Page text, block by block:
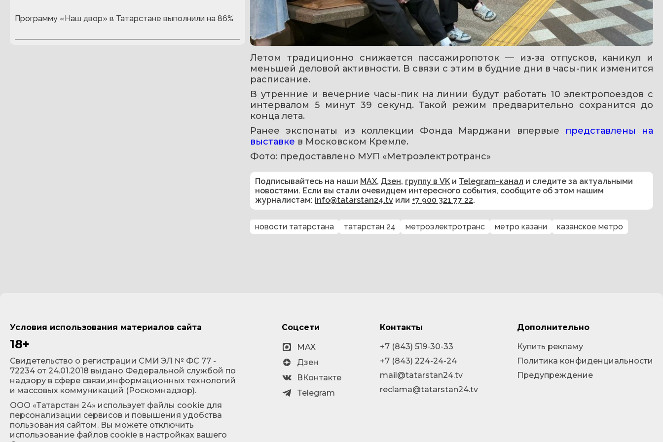
Программу «Наш двор» в Татарстане выполнили на 86%
Летом традиционно снижается пассажиропоток — из-за отпусков, каникул и
меньшей деловой активности. В связи с этим в будние дни в часы-пик изменится
расписание.
В утренние и вечерние часы-пик на линии будут работать 10 электропоездов с
интервалом 5 минут 39 секунд. Такой режим предварительно сохранится до
конца лета.
Ранее экспонаты из коллекции Фонда Марджани впервые
представлены на
выставке в Московском Кремле.
Фото: предоставлено МУП «Метроэлектротранс»
Подписывайтесь на наши MAX, Дзен, группу в VK и Telegram-канал и следите за актуальными
новостями. Если вы стали очевидцем интересного события, сообщите об этом нашим
журналистам: info@tatarstan24.tv или +7 900 321 77 22.
новости татарстана татарстан 24 метроэлектротранс метро казани казанское метро
Условия использования материалов сайта
18+
Cвидетельство о регистрации СМИ ЭЛ № ФС 77 -
72234 от 24.01.2018 выдано Федеральной службой по
надзору в сфере связи,информационных технологий
и массовых коммуникаций (Роскомнадзор).
ООО «Татарстан 24» использует файлы cookie для
персонализации сервисов и повышения удобства
пользования сайтом. Вы можете отключить
использование файлов cookie в настройках вашего
Соцсети
MAX
Дзен
ВКонтакте
Telegram
Контакты
+7 (843) 519-30-33
+7 (843) 224-24-24
mail@tatarstan24.tv
reclama@tatarstan24.tv
Дополнительно
Купить рекламу
Политика конфиденциальности
Предупреждение